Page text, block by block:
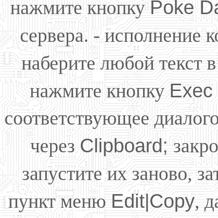
нажмите кнопкуPoke
сервера. - исполнение
наберите любой текст
нажмите кнопкуExec
соответствующее
черезClipboard;
запустите их заново,
пункт менюEdit|Copy,